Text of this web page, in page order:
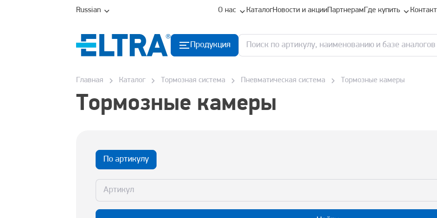
Russian О нас КаталогНовости и акцииПартнерам Где купить
Продукция
Главная Каталог Тормозная система Пневматическая система Тормозные камеры
Тормозные камеры
По артикулу